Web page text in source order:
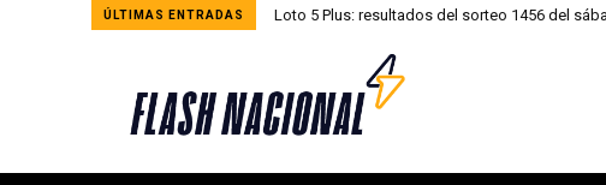
ÚLTIMAS ENTRADAS Loto 5 Plus: resultados del sorteo 1456 del